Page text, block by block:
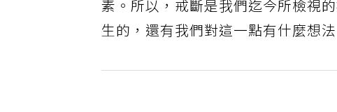
素。所以，戒斷是我們迄今所檢視
生的，還有我們對這一點有什麼想法